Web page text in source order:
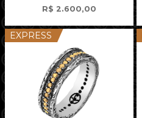
R$ 2.600,00
EXPRESS